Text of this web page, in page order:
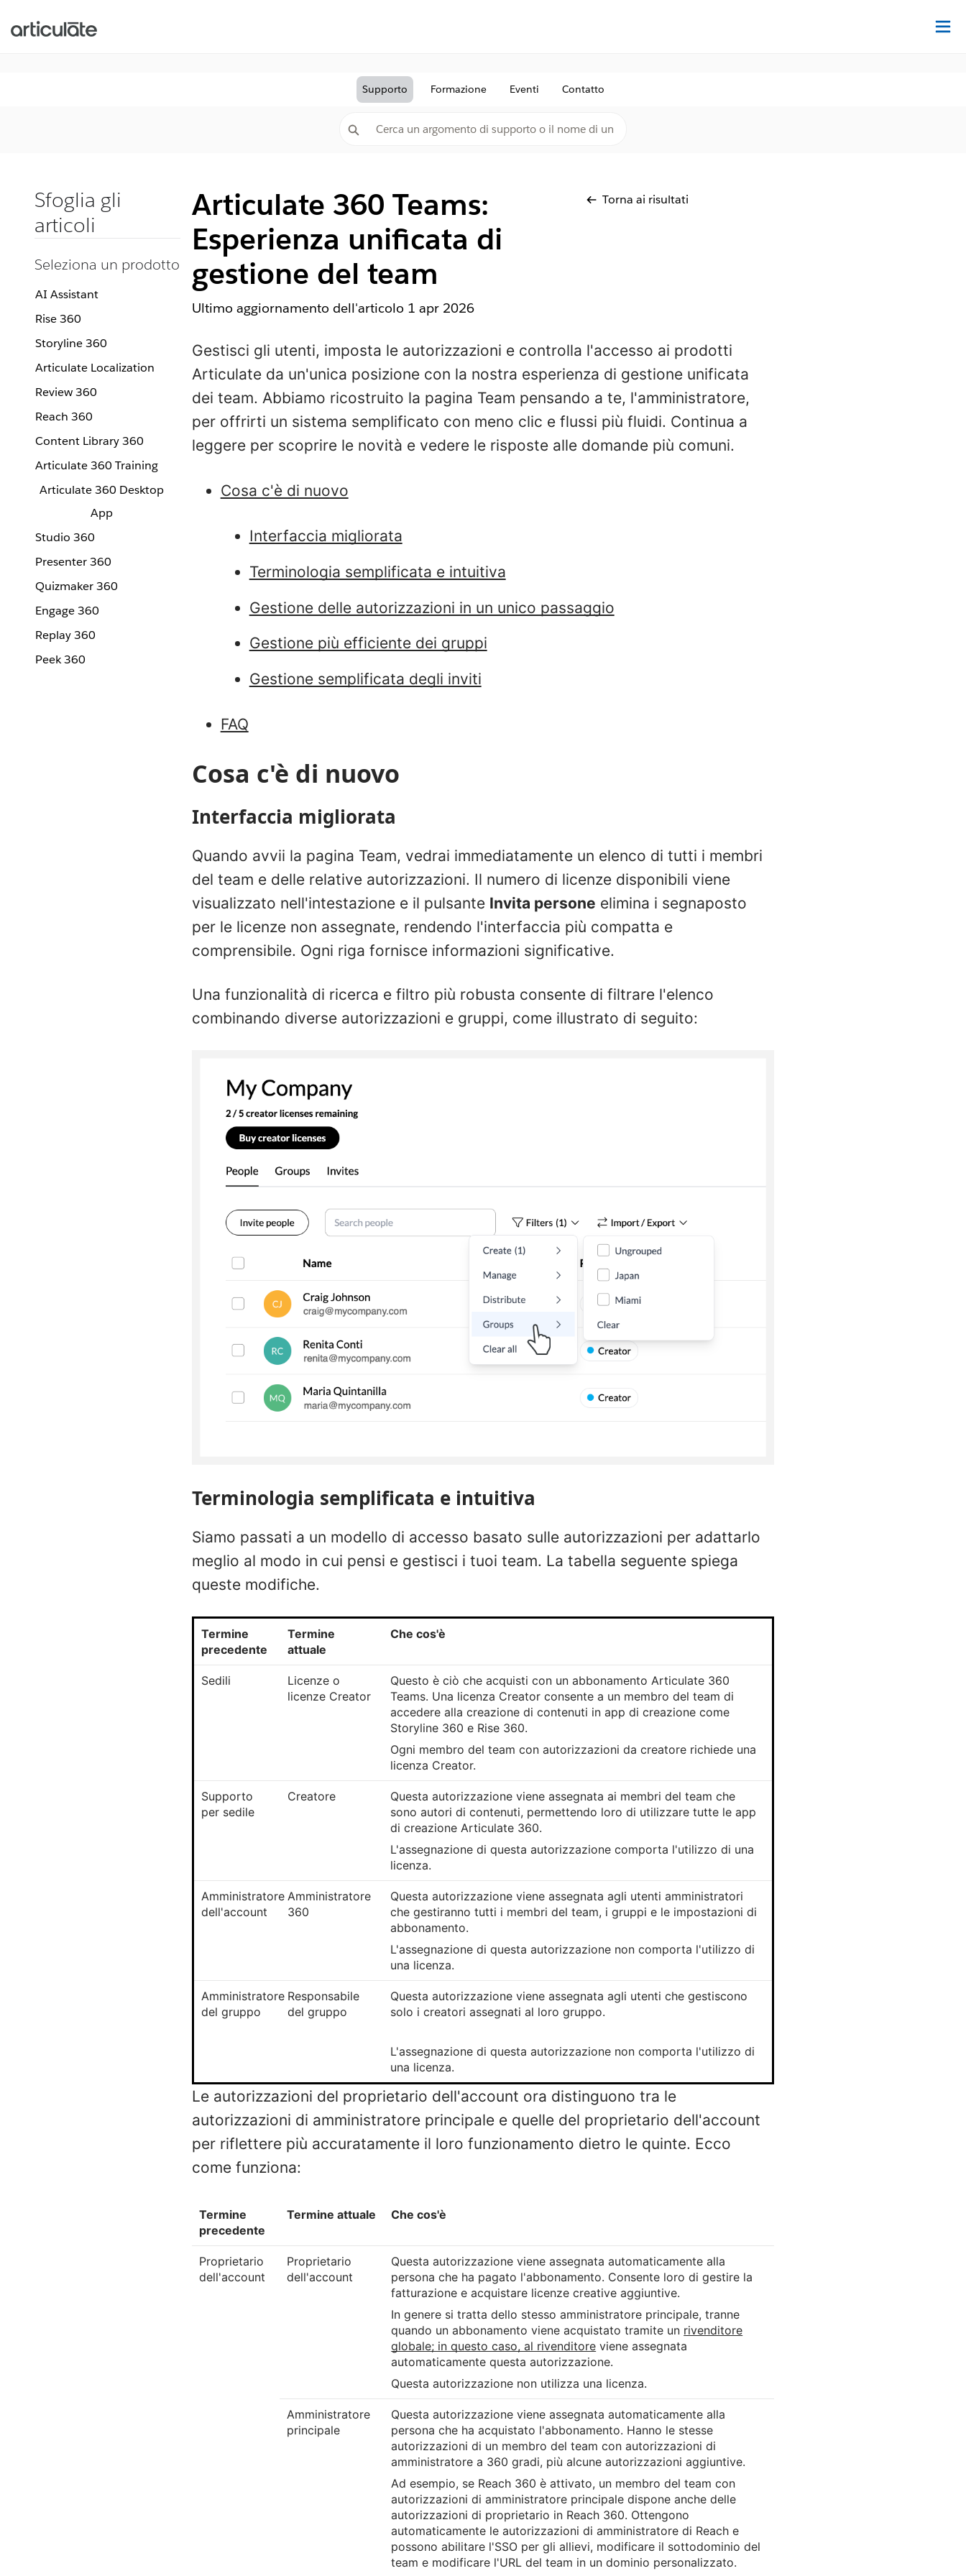
Supporto Formazione Eventi Contatto
Sfoglia gli
articoli
Seleziona un prodotto
AI Assistant
Rise 360
Storyline 360
Articulate Localization
Review 360
Reach 360
Content Library 360
Articulate 360 Training
Articulate 360 Desktop
App
Studio 360
Presenter 360
Quizmaker 360
Engage 360
Replay 360
Peek 360
Articulate 360 Teams:
Esperienza unificata di
gestione del team
Torna ai risultati
Ultimo aggiornamento dell'articolo 1 apr 2026
Gestisci gli utenti, imposta le autorizzazioni e controlla l'accesso ai prodotti
Articulate da un'unica posizione con la nostra esperienza di gestione unificata
dei team. Abbiamo ricostruito la pagina Team pensando a te, l'amministratore,
per offrirti un sistema semplificato con meno clic e flussi più fluidi. Continua a
leggere per scoprire le novità e vedere le risposte alle domande più comuni.
Cosa c'è di nuovo
Interfaccia migliorata
Terminologia semplificata e intuitiva
Gestione delle autorizzazioni in un unico passaggio
Gestione più efficiente dei gruppi
Gestione semplificata degli inviti
FAQ
Cosa c'è di nuovo
Interfaccia migliorata
Quando avvii la pagina Team, vedrai immediatamente un elenco di tutti i membri
del team e delle relative autorizzazioni. Il numero di licenze disponibili viene
visualizzato nell'intestazione e il pulsante Invita persone elimina i segnaposto
per le licenze non assegnate, rendendo l'interfaccia più compatta e
comprensibile. Ogni riga fornisce informazioni significative.
Una funzionalità di ricerca e filtro più robusta consente di filtrare l'elenco
combinando diverse autorizzazioni e gruppi, come illustrato di seguito:
Terminologia semplificata e intuitiva
Siamo passati a un modello di accesso basato sulle autorizzazioni per adattarlo
meglio al modo in cui pensi e gestisci i tuoi team. La tabella seguente spiega
queste modifiche.
Termine
precedente
Termine
attuale
Che cos'è
Sedili
Licenze o
licenze Creator
Questo è ciò che acquisti con un abbonamento Articulate 360
Teams. Una licenza Creator consente a un membro del team di
accedere alla creazione di contenuti in app di creazione come
Storyline 360 e Rise 360.
Ogni membro del team con autorizzazioni da creatore richiede una
licenza Creator.
Supporto
per sedile
Creatore
Questa autorizzazione viene assegnata ai membri del team che
sono autori di contenuti, permettendo loro di utilizzare tutte le app
di creazione Articulate 360.
L'assegnazione di questa autorizzazione comporta l'utilizzo di una
licenza.
Amministratore
dell'account
Amministratore
360
Questa autorizzazione viene assegnata agli utenti amministratori
che gestiranno tutti i membri del team, i gruppi e le impostazioni di
abbonamento.
L'assegnazione di questa autorizzazione non comporta l'utilizzo di
una licenza.
Amministratore
del gruppo
Responsabile
del gruppo
Questa autorizzazione viene assegnata agli utenti che gestiscono
solo i creatori assegnati al loro gruppo.
L'assegnazione di questa autorizzazione non comporta l'utilizzo di
una licenza.
Le autorizzazioni del proprietario dell'account ora distinguono tra le
autorizzazioni di amministratore principale e quelle del proprietario dell'account
per riflettere più accuratamente il loro funzionamento dietro le quinte. Ecco
come funziona:
Termine
precedente
Termine attuale Che cos'è
Proprietario
dell'account
Proprietario
dell'account
Questa autorizzazione viene assegnata automaticamente alla
persona che ha pagato l'abbonamento. Consente loro di gestire la
fatturazione e acquistare licenze creative aggiuntive.
In genere si tratta dello stesso amministratore principale, tranne
quando un abbonamento viene acquistato tramite un rivenditore
globale; in questo caso, al rivenditore viene assegnata
automaticamente questa autorizzazione.
Questa autorizzazione non utilizza una licenza.
Amministratore
principale
Questa autorizzazione viene assegnata automaticamente alla
persona che ha acquistato l'abbonamento. Hanno le stesse
autorizzazioni di un membro del team con autorizzazioni di
amministratore a 360 gradi, più alcune autorizzazioni aggiuntive.
Ad esempio, se Reach 360 è attivato, un membro del team con
autorizzazioni di amministratore principale dispone anche delle
autorizzazioni di proprietario in Reach 360. Ottengono
automaticamente le autorizzazioni di amministratore di Reach e
possono abilitare l'SSO per gli allievi, modificare il sottodominio del
team e modificare l'URL del team in un dominio personalizzato.